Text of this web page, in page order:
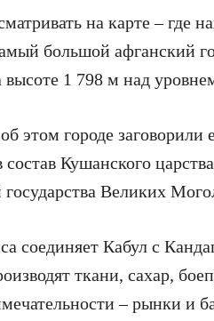
на карте –где
большой афганский
высоте 1 798 м над
этом городе
состав Кушанского
государства Великих
соединяет Кабул с
ткани, сахар,
– рынки и